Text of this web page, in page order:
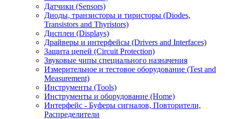
Датчики (Sensors)
Диоды, транзисторы и тиристоры (Diodes,
Transistors and Thyristors)
Дисплеи (Displays)
Драйверы и интерфейсы (Drivers and Interfaces)
Защита цепей (Circuit Protection)
Звуковые чипы специального назначения
Измерительное и тестовое оборудование (Test and
Measurement)
Инструменты (Tools)
Инструменты и оборудование (Home)
Интерфейс - Буферы сигналов, Повторители,
Распределители